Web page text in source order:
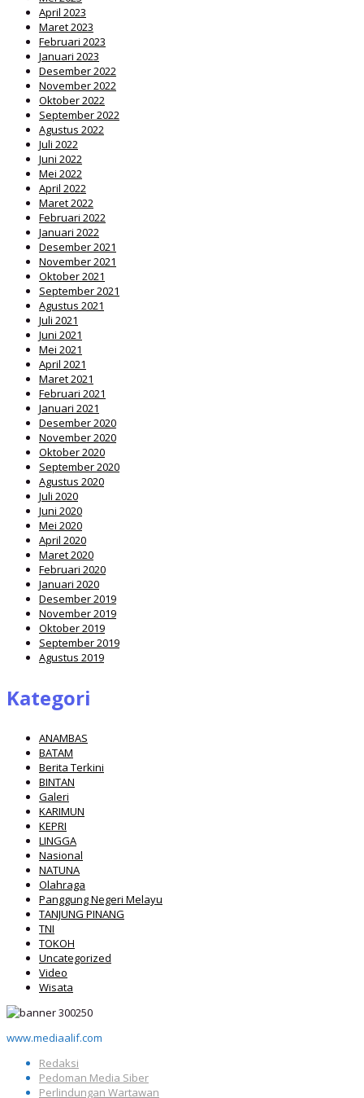
April 2023
Maret 2023
Februari 2023
Januari 2023
Desember 2022
November 2022
Oktober 2022
September 2022
Agustus 2022
Juli 2022
Juni 2022
Mei 2022
April 2022
Maret 2022
Februari 2022
Januari 2022
Desember 2021
November 2021
Oktober 2021
September 2021
Agustus 2021
Juli 2021
Juni 2021
Mei 2021
April 2021
Maret 2021
Februari 2021
Januari 2021
Desember 2020
November 2020
Oktober 2020
September 2020
Agustus 2020
Juli 2020
Juni 2020
Mei 2020
April 2020
Maret 2020
Februari 2020
Januari 2020
Desember 2019
November 2019
Oktober 2019
September 2019
Agustus 2019
Kategori
ANAMBAS
BATAM
Berita Terkini
BINTAN
Galeri
KARIMUN
KEPRI
LINGGA
Nasional
NATUNA
Olahraga
Panggung Negeri Melayu
TANJUNG PINANG
TNI
TOKOH
Uncategorized
Video
Wisata
www.mediaalif.com
Redaksi
Pedoman Media Siber
Perlindungan Wartawan